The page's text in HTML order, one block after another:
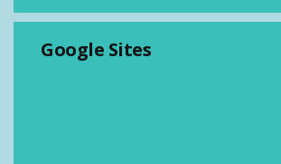
Google Sites